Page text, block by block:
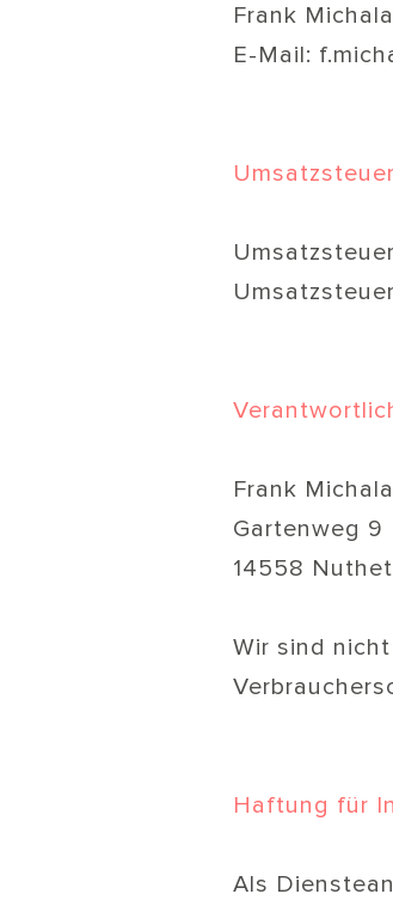
Frank
E-Mail:
Umsatzsteuer
Frank
Gartenweg 9
14558
Wir sind
Haftung für
Als